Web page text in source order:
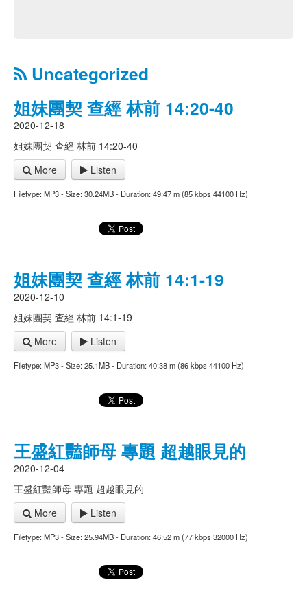
Uncategorized
姐妹團契 查經 林前 14:20-40
2020-12-18
姐妹團契 查經 林前 14:20-40
More
Listen
Filetype: MP3 - Size: 30.24MB - Duration: 49:47 m (85 kbps 44100 Hz)
姐妹團契 查經 林前 14:1-19
2020-12-10
姐妹團契 查經 林前 14:1-19
More
Listen
Filetype: MP3 - Size: 25.1MB - Duration: 40:38 m (86 kbps 44100 Hz)
王盛紅豔師母 專題 超越眼見的
2020-12-04
王盛紅豔師母 專題 超越眼見的
More
Listen
Filetype: MP3 - Size: 25.94MB - Duration: 46:52 m (77 kbps 32000 Hz)